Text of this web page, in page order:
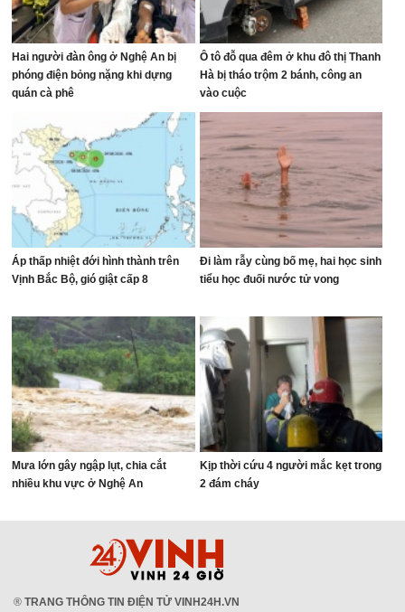
Hai người đàn ông ở Nghệ An bị
phóng điện bỏng nặng khi dựng
quán cà phê
Ô tô đỗ qua đêm ở khu đô thị Thanh
Hà bị tháo trộm 2 bánh, công an
vào cuộc
Áp thấp nhiệt đới hình thành trên
Vịnh Bắc Bộ, gió giật cấp 8
Đi làm rẫy cùng bố mẹ, hai học sinh
tiểu học đuối nước tử vong
Mưa lớn gây ngập lụt, chia cắt
nhiều khu vực ở Nghệ An
Kịp thời cứu 4 người mắc kẹt trong
2 đám cháy
® TRANG THÔNG TIN ĐIỆN TỬ VINH24H.VN